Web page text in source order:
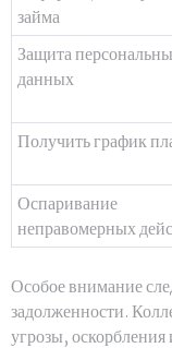
займа
Защита
данных
Получить график
Оспаривание
неправомерных
Особое внимание
задолженности.
угрозы,